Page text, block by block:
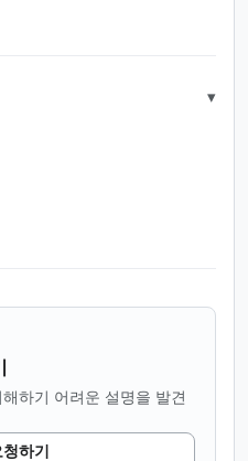
▾
하기 어려운 설명을 발견
하기